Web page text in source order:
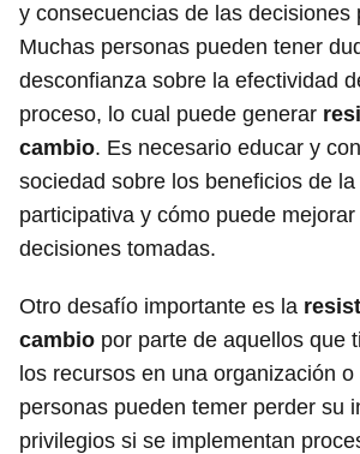
y consecuencias de las decisiones
Muchas personas pueden tener
desconfianza sobre la efectividad
proceso, lo cual puede generar
cambio. Es necesario educar y
sociedad sobre los beneficios de
participativa y cómo puede
decisiones tomadas.
Otro desafío importante es la
cambio por parte de aquellos que
los recursos en una organización
personas pueden temer perder su
privilegios si se implementan